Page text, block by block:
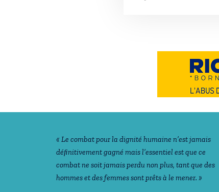
Notre philosophie
« Le combat pour la dignité humaine n’est jamais
déﬁnitivement gagné mais l’essentiel est que ce
combat ne soit jamais perdu non plus, tant que des
hommes et des femmes sont prêts à le mener. »